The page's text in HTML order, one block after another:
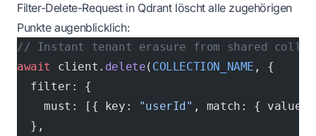
Filter-Delete-Request in Qdrant löscht alle zugehörigen
Punkte augenblicklich:
// Instant tenant erasure from shared
await
client. delete( COLLECTION_NAME , {
  filter: {
    must: [{ key:
"userId" , match: {
  },